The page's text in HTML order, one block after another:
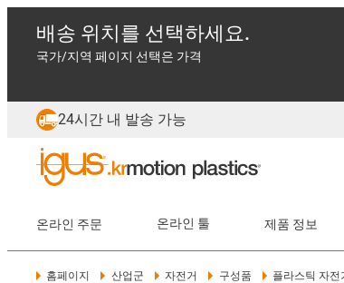
배송 위치를 선택하세요.
국가/지역 페이지 선택은 가격
24시간 내 발송 가능
온라인 주문 온라인 툴 제품 정보
홈페이지 산업군 자전거 구성품 플라스틱 자전